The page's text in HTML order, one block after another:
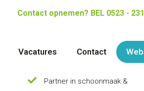
Contact opnemen? BEL 0523 -
Vacatures Contact
Partner in schoonmaak &